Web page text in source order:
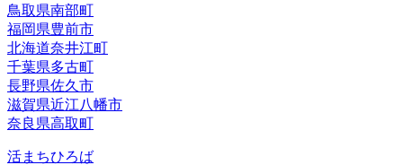
鳥取県南部町
福岡県豊前市
北海道奈井江町
千葉県多古町
長野県佐久市
滋賀県近江八幡市
奈良県高取町
活まちひろば